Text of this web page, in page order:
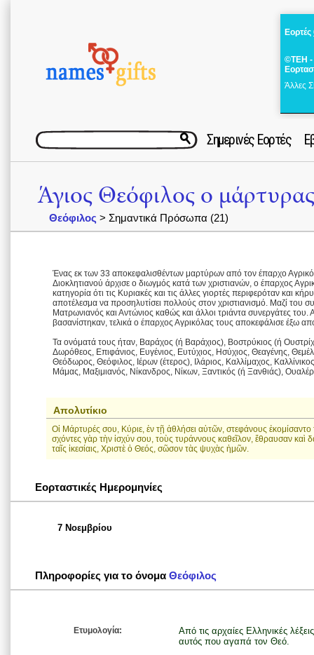
Εορτές
©ΤΕΗ -
Άλλες
Σημερινές Εορτές
Άγιος Θεόφιλος ο
Θεόφιλος > Σημαντικά Πρόσωπα (21)
Ένας εκ των 33 αποκεφαλισθέντων μαρτύρων από τον έπαρχο
Διοκλητιανού άρχισε ο διωγμός κατά των χριστιανών, ο έπαρχος
κατηγορία ότι τις Κυριακές και τις άλλες γιορτές περιφερόταν και
αποτέλεσμα να προσηλυτίσει πολλούς στον χριστιανισμό. Μαζί του
Ματρωνιανός και Αντώνιος καθώς και άλλοι τριάντα συνεργάτες
βασανίστηκαν, τελικά ο έπαρχος Αγρικόλας τους αποκεφάλισε έξω
Τα ονόματά τους ήταν, Βαράχος (ή Βαράχιος), Βοστρύκιος (ή
Δωρόθεος, Επιφάνιος, Ευγένιος, Ευτύχιος, Ησύχιος, Θεαγένης,
Θεόδωρος, Θεόφιλος, Ιέρων (έτερος), Ιλάριος, Καλλίμαχος,
Μάμας, Μαξιμιανός, Νίκανδρος, Νίκων, Ξαντικός (ή Ξανθιάς),
Απολυτίκιο
Οἱ Μάρτυρές σου, Κύριε, ἐν τῇ ἀθλήσει αὐτῶν, στεφάνους
σχόντες γὰρ τὴν ἰσχύν σου, τοὺς τυράννους καθεῖλον, ἔθραυσαν
ταῖς ἰκεσίαις, Χριστὲ ὁ Θεός, σῶσον τὰς ψυχὰς ἡμῶν.
Εορταστικές Ημερομηνίες
7 Νοεμβρίου
Πληροφορίες για το όνομα Θεόφιλος
Ετυμολογία:
Από τις αρχαίες Ελληνικές
αυτός που αγαπά τον Θεό.